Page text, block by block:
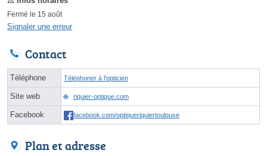
Fermé le 15 août
Signaler une erreur
Contact
Téléphone Téléphoner à l'opticien
Site web riquier-optique.com
Facebook facebook.com/optiqueriquiertoulouse
Plan et adresse